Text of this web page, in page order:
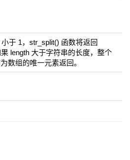
于 1，str_split() 函数将返回
length 大于字符串的长度，整个
数组的唯一元素返回。